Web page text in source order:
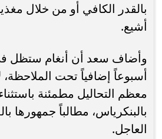
بالقدر الكافي أو من خلال
أشيع.
وأضاف سعد أن أنغام ستظل
أسبوعاً إضافياً تحت الملاحظة،
معظم التحاليل مطمئنة
بالبنكرياس، مطالباً جمهورها
العاجل.